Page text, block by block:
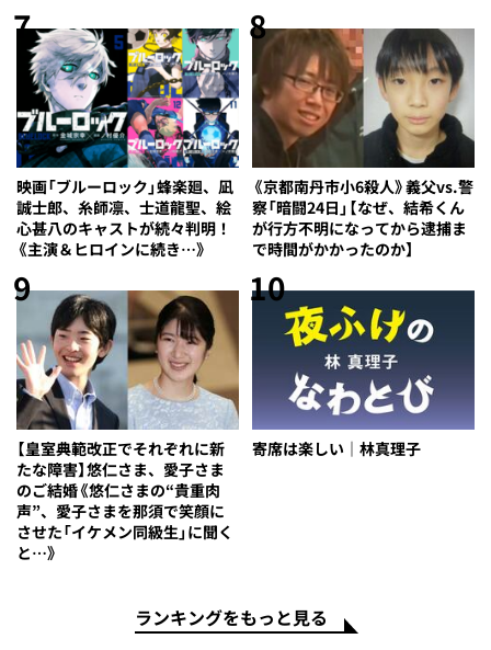
7
映画「ブルーロック」蜂楽廻、凪
誠士郎、糸師凛、士道龍聖、絵
心甚八のキャストが続々判明！
《主演＆ヒロインに続き…》
8
《京都南丹市小6殺人》義父vs.警
察「暗闘24日」【なぜ、結希くん
が行方不明になってから逮捕ま
で時間がかかったのか】
9
【皇室典範改正でそれぞれに新
たな障害】悠仁さま、愛子さま
のご結婚《悠仁さまの“貴重肉
声”、愛子さまを那須で笑顔に
させた「イケメン同級生」に聞く
と…》
10
寄席は楽しい｜林真理子
ランキングをもっと見る